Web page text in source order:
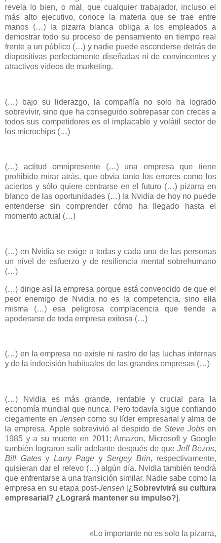
revela lo bien, o mal, que cualquier trabajador, incluso el
más alto ejecutivo, conoce la materia que se trae entre
manos (…) la pizarra blanca obliga a los empleados a
demostrar todo su proceso de pensamiento en tiempo real
frente a un público (…) y nadie puede esconderse detrás de
diapositivas perfectamente diseñadas ni de convincentes y
atractivos videos de marketing.
(…) bajo su liderazgo, la compañía no solo ha logrado
sobrevivir, sino que ha conseguido sobrepasar con creces a
todos sus competidores es el implacable y volátil sector de
los microchips (…)
(…) actitud omnipresente (…) una empresa que tiene
prohibido mirar atrás, que obvia tanto los errores como los
aciertos y sólo quiere centrarse en el futuro (…) pizarra en
blanco de las oportunidades (…) la Nvidia de hoy no puede
entenderse sin comprender cómo ha llegado hasta el
momento actual (…)
(…) en Nvidia se exige a todas y cada una de las personas
un nivel de esfuerzo y de resiliencia mental sobrehumano
(…)
(…) dirige así la empresa porque está convencido de que el
peor enemigo de Nvidia no es la competencia, sino ella
misma (…) esa peligrosa complacencia que tiende a
apoderarse de toda empresa exitosa (…)
(…) en la empresa no existe ni rastro de las luchas internas
y de la indecisión habituales de las grandes empresas (…)
(…) Nvidia es más grande, rentable y crucial para la
economía mundial que nunca. Pero todavía sigue confiando
ciegamente en Jensen como su líder empresarial y alma de
la empresa. Apple sobrevivió al despido de Steve Jobs en
1985 y a su muerte en 2011; Amazon, Microsoft y Google
también lograron salir adelante después de que Jeff Bezos,
Bill Gatesy Larry Page y Sergey Brin, respectivamente,
quisieran dar el relevo (…) algún día. Nvidia también tendrá
que enfrentarse a una transición similar. Nadie sabe como la
empresa en su etapa post-Jensen [¿Sobrevivirá su cultura
empresarial? ¿Logrará mantener su impulso?].
«Lo importante no es solo la pizarra,